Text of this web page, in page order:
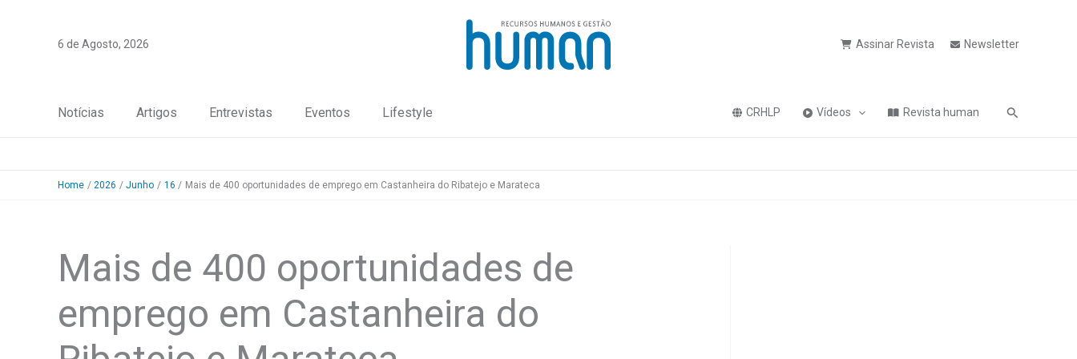
6 de Agosto, 2026 Assinar Revista Newsletter
Notícias Artigos Entrevistas Eventos Lifestyle CRHLP Vídeos Revista human Pesquisa
Home 2026 Junho 16 Mais de 400 oportunidades de emprego em Castanheira do Ribatejo e Marateca
Mais de 400 oportunidades de
emprego em Castanheira do